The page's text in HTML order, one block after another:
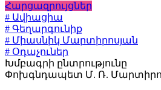
Հարցազրույցներ
# Ավիացիա
# Գեղարգունիք
# Միասնիկ Մարտիրոսյան
# Օդաչուներ
Խմբագրի ընտրությունը
Փոխգնդապետ Մ. Ռ.